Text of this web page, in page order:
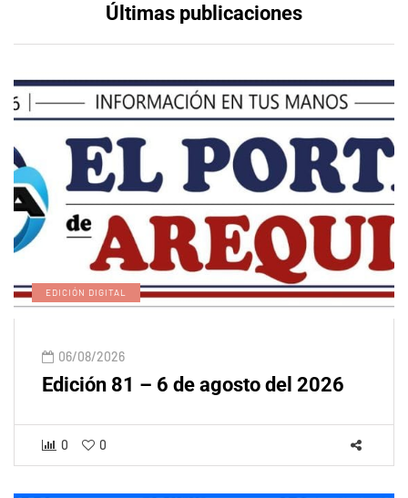
Últimas publicaciones
EDICIÓN DIGITAL
06/08/2026
Edición 81 – 6 de agosto del 2026
0 0